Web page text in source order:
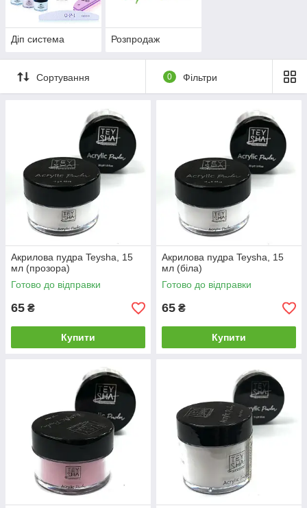
Діп система Розпродаж
Сортування 0 Фільтри
Акрилова пудра Teysha, 15
мл (прозора)
Готово до відправки
65 ₴
Купити
Акрилова пудра Teysha, 15
мл (біла)
Готово до відправки
65 ₴
Купити